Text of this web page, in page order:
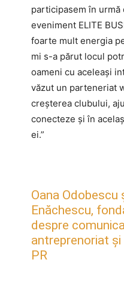
participasem în urmă
eveniment ELITE
foarte mult energia
mi s-a părut locul
oameni cu aceleași
văzut un parteneriat
creșterea clubului,
conecteze și în
ei.”
Oana Odobescu
Enăchescu,
despre
antreprenoriat
PR